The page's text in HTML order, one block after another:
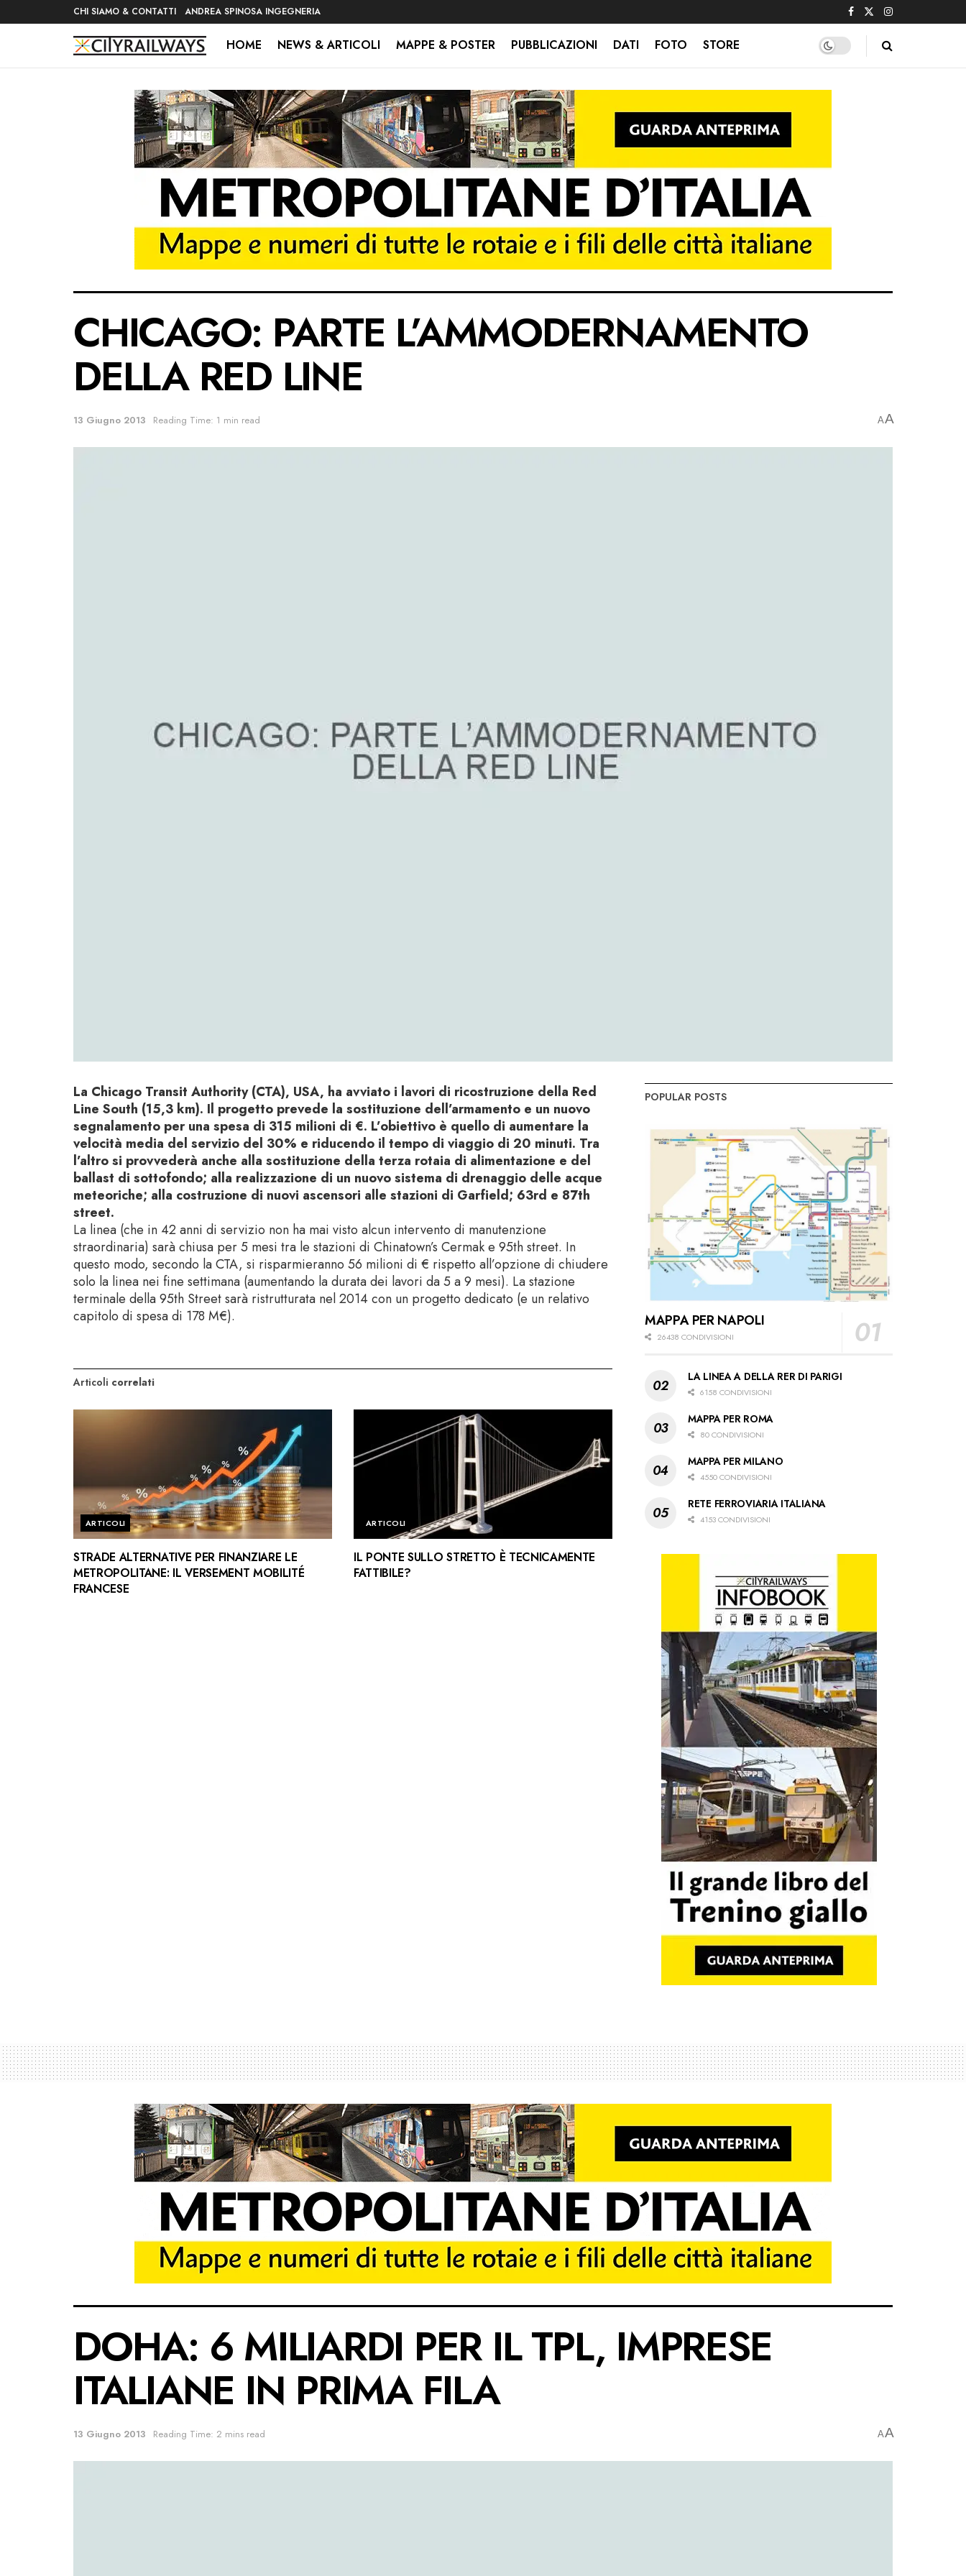
CHI SIAMO & CONTATTI ANDREA SPINOSA INGEGNERIA
HOME NEWS & ARTICOLI MAPPE & POSTER PUBBLICAZIONI DATI FOTO STORE
CHICAGO: PARTE L’AMMODERNAMENTO
DELLA RED LINE
13 Giugno 2013 Reading Time: 1 min read AA
La Chicago Transit Authority (CTA), USA, ha avviato i lavori di ricostruzione della Red
Line South (15,3 km). Il progetto prevede la sostituzione dell’armamento e un nuovo
segnalamento per una spesa di 315 milioni di €. L’obiettivo è quello di aumentare la
velocità media del servizio del 30% e riducendo il tempo di viaggio di 20 minuti. Tra
l’altro si provvederà anche alla sostituzione della terza rotaia di alimentazione e del
ballast di sottofondo; alla realizzazione di un nuovo sistema di drenaggio delle acque
meteoriche; alla costruzione di nuovi ascensori alle stazioni di Garfield; 63rd e 87th
street.
La linea (che in 42 anni di servizio non ha mai visto alcun intervento di manutenzione
straordinaria) sarà chiusa per 5 mesi tra le stazioni di Chinatown’s Cermak e 95th street. In
questo modo, secondo la CTA, si risparmieranno 56 milioni di € rispetto all’opzione di chiudere
solo la linea nei fine settimana (aumentando la durata dei lavori da 5 a 9 mesi). La stazione
terminale della 95th Street sarà ristrutturata nel 2014 con un progetto dedicato (e un relativo
capitolo di spesa di 178 M€).
Articoli correlati
ARTICOLI
STRADE ALTERNATIVE PER FINANZIARE LE
METROPOLITANE: IL VERSEMENT MOBILITÉ
FRANCESE
ARTICOLI
IL PONTE SULLO STRETTO È TECNICAMENTE
FATTIBILE?
POPULAR POSTS
MAPPA PER NAPOLI
26438 CONDIVISIONI
LA LINEA A DELLA RER DI PARIGI
6158 CONDIVISIONI
MAPPA PER ROMA
80 CONDIVISIONI
MAPPA PER MILANO
4550 CONDIVISIONI
RETE FERROVIARIA ITALIANA
4153 CONDIVISIONI
DOHA: 6 MILIARDI PER IL TPL, IMPRESE
ITALIANE IN PRIMA FILA
13 Giugno 2013 Reading Time: 2 mins read AA